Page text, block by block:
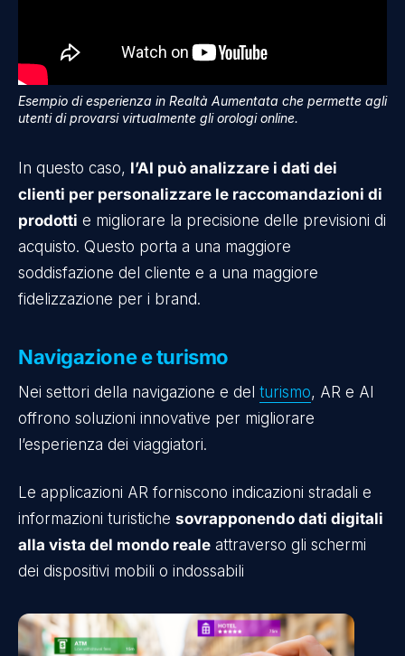
Esempio di esperienza in Realtà Aumentata che permette agli
utenti di provarsi virtualmente gli orologi online.
In questo caso, l’AI può analizzare i dati dei
clienti per personalizzare le raccomandazioni di
prodotti e migliorare la precisione delle previsioni di
acquisto. Questo porta a una maggiore
soddisfazione del cliente e a una maggiore
fidelizzazione per i brand.
Navigazione e turismo
Nei settori della navigazione e del turismo, AR e AI
offrono soluzioni innovative per migliorare
l’esperienza dei viaggiatori.
Le applicazioni AR forniscono indicazioni stradali e
informazioni turistiche sovrapponendo dati digitali
alla vista del mondo reale attraverso gli schermi
dei dispositivi mobili o indossabili